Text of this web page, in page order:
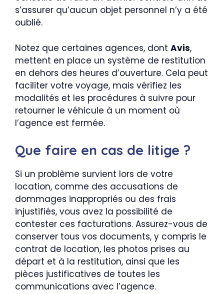
s’assurer qu’aucun objet personnel n’y a été
oublié.
Notez que certaines agences, dont Avis,
mettent en place un système de restitution
en dehors des heures d’ouverture. Cela peut
faciliter votre voyage, mais vérifiez les
modalités et les procédures à suivre pour
retourner le véhicule à un moment où
l’agence est fermée.
Que faire en cas de litige ?
Si un problème survient lors de votre
location, comme des accusations de
dommages inappropriés ou des frais
injustifiés, vous avez la possibilité de
contester ces facturations. Assurez-vous de
conserver tous vos documents, y compris le
contrat de location, les photos prises au
départ et à la restitution, ainsi que les
pièces justificatives de toutes les
communications avec l’agence.